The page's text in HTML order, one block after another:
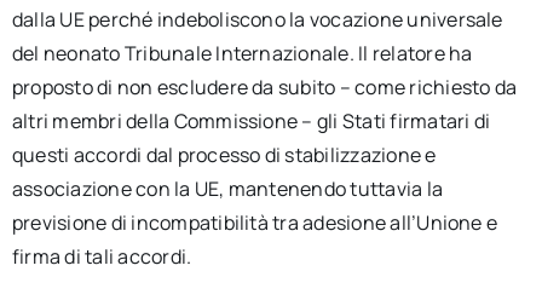
dalla UE perché indeboliscono la vocazione universale
del neonato Tribunale Internazionale. Il relatore ha
proposto di non escludere da subito – come richiesto da
altri membri della Commissione – gli Stati firmatari di
questi accordi dal processo di stabilizzazione e
associazione con la UE, mantenendo tuttavia la
previsione di incompatibilità tra adesione all’Unione e
firma di tali accordi.